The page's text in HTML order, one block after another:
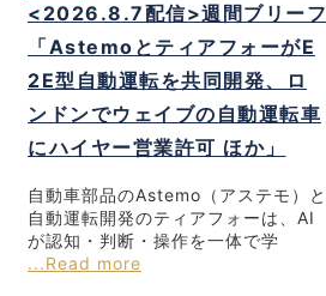
<2026.8.7配信>週間ブリーフ
「AstemoとティアフォーがE
2E型自動運転を共同開発、ロ
ンドンでウェイブの自動運転車
にハイヤー営業許可 ほか」
自動車部品のAstemo（アステモ）と
自動運転開発のティアフォーは、AI
が認知・判断・操作を一体で学
...Read more